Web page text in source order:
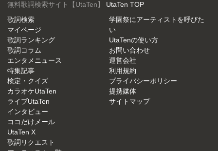
無料歌詞検索サイト【UtaTen】 UtaTen TOP
歌詞検索
マイページ
歌詞ランキング
歌詞コラム
エンタメニュース
特集記事
検定・クイズ
カラオケUtaTen
ライブUtaTen
インタビュー
ココだけメール
UtaTen X
歌詞リクエスト
学園祭にアーティストを呼びた
い
UtaTenの使い方
お問い合わせ
運営会社
利用規約
プライバシーポリシー
提携媒体
サイトマップ